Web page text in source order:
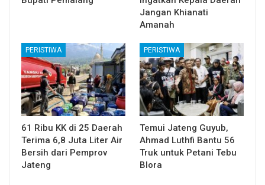
Jangan Khianati
Amanah
PERISTIWA
61 Ribu KK di 25 Daerah
Terima 6,8 Juta Liter Air
Bersih dari Pemprov
Jateng
PERISTIWA
Temui Jateng Guyub,
Ahmad Luthfi Bantu 56
Truk untuk Petani Tebu
Blora